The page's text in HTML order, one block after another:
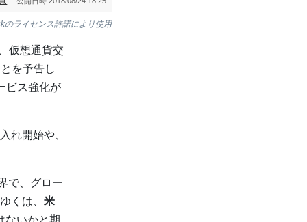
のライセンス許諾により使用
仮想通貨交
を予告し
ビス強化が
れ開始や、
で、グロー
くは、 米
ないかと期